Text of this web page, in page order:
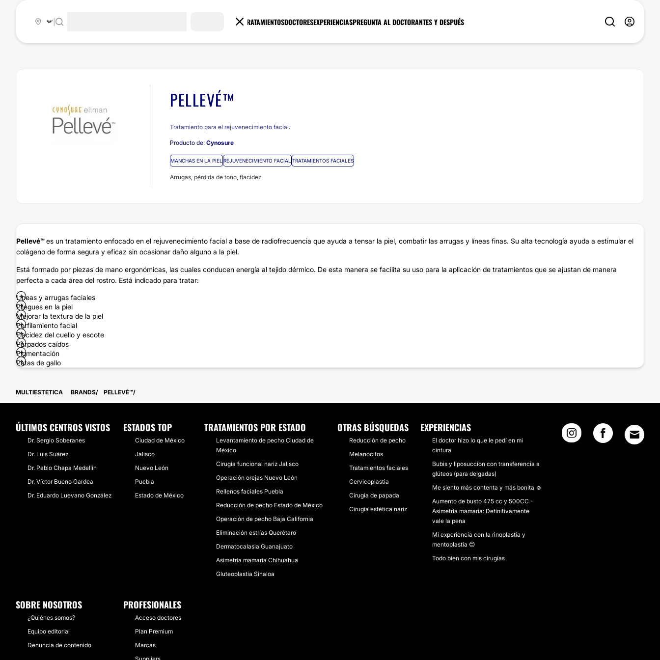
TRATAMIENTOSDOCTORESEXPERIENCIASPREGUNTA AL DOCTORANTES Y DESPUÉS
PELLEVÉ™
Tratamiento para el rejuvenecimiento facial.
Producto de: Cynosure
MANCHAS EN LA PIEL REJUVENECIMIENTO FACIAL TRATAMIENTOS FACIALES
Arrugas, pérdida de tono, flacidez.
Pellevé™es un tratamiento enfocado en el rejuvenecimiento facial a base de radiofrecuencia que ayuda a tensar la piel, combatir las arrugas y líneas finas. Su alta tecnología ayuda a estimular el
colágeno de forma segura y eficaz sin ocasionar daño alguno a la piel.
Está formado por piezas de mano ergonómicas, las cuales conducen energía al tejido dérmico. De esta manera se facilita su uso para la aplicación de tratamientos que se ajustan de manera
perfecta a cada área del rostro. Está indicado para tratar:
Líneas y arrugas faciales
Pliegues en la piel
Mejorar la textura de la piel
Perfilamiento facial
Flacidez del cuello y escote
Párpados caídos
Pigmentación
Patas de gallo
MULTIESTETICA BRANDS PELLEVÉ™
ÚLTIMOS CENTROS VISTOS
Dr. Sergio Soberanes
Dr. Luis Suá​rez
Dr. Pablo Chapa Medellín
Dr. Víctor Bueno Gardea
Dr. Eduardo Luevano González
ESTADOS TOP
Ciudad de México
Jalisco
Nuevo León
Puebla
Estado de México
TRATAMIENTOS POR ESTADO
Levantamiento de pecho Ciudad de
México
Cirugía funcional nariz Jalisco
Operación orejas Nuevo León
Rellenos faciales Puebla
Reducción de pecho Estado de México
Operación de pecho Baja California
Eliminación estrías Querétaro
Dermatocalasia Guanajuato
Asimetría mamaria Chihuahua
Gluteoplastia Sinaloa
OTRAS BÚSQUEDAS
Reducción de pecho
Melanocitos
Tratamientos faciales
Cervicoplastia
Cirugía de papada
Cirugía estética nariz
EXPERIENCIAS
El doctor hizo lo que le pedí en mi
cintura
Bubis y liposuccion con transferencia a
glúteos (para delgadas)
Me siento más contenta y más bonita ☺️
Aumento de busto 475 cc y 500CC -
Asimetría mamaria: Definitivamente
vale la pena
Mi experiencia con la rinoplastia y
mentoplastia 😊
Todo bien con mis cirugías
SOBRE NOSOTROS
¿Quiénes somos?
Equipo editorial
Denuncia de contenido
PROFESIONALES
Acceso doctores
Plan Premium
Marcas